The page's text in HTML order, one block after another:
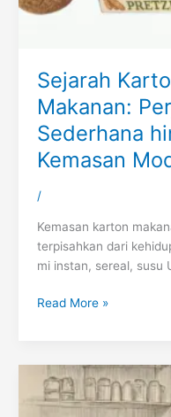
Sejarah
Makanan:
Sederhana
Kemasan
/
Kemasan karton
terpisahkan dari
mi instan, sereal, susu
Read More »